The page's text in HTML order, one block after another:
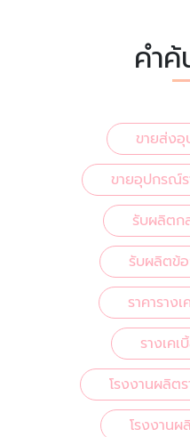
คำ
ขายส่ง
ขายอุปกรณ์
รับผลิต
รับผลิตข้อ
ราคาราง
รางเคเ
โรงงานผลิต
โรงงานผ